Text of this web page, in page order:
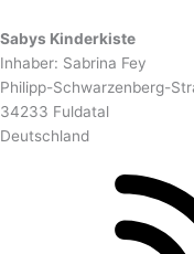
Sabys Kinderkiste
Inhaber: Sabrina Fey
Philipp-Schwarzenberg-
34233 Fuldatal
Deutschland